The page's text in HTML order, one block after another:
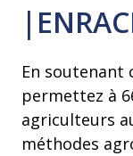
En soutenant
permettez à
agriculteurs
méthodes